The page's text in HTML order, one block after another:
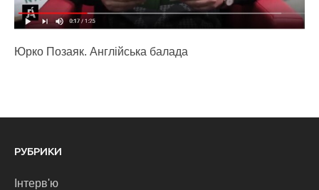
Юрко Позаяк. Англійська балада
РУБРИКИ
Інтерв'ю